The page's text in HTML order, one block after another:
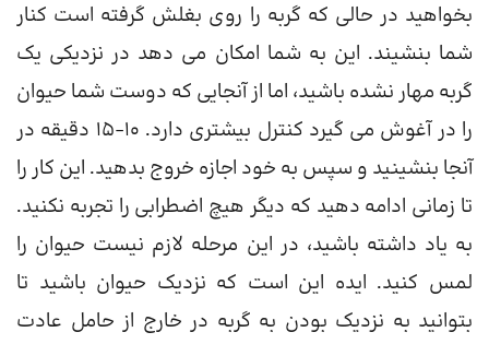
بخواهید در حالی که گربه را روی بغلش گرفته است کنار
شما بنشیند. این به شما امکان می دهد در نزدیکی یک
گربه مهار نشده باشید، اما از آنجایی که دوست شما حیوان
را در آغوش می گیرد کنترل بیشتری دارد. 10-15 دقیقه در
آنجا بنشینید و سپس به خود اجازه خروج بدهید. این کار را
تا زمانی ادامه دهید که دیگر هیچ اضطرابی را تجربه نکنید.
به یاد داشته باشید، در این مرحله لازم نیست حیوان را
لمس کنید. ایده این است که نزدیک حیوان باشید تا
بتوانید به نزدیک بودن به گربه در خارج از حامل عادت